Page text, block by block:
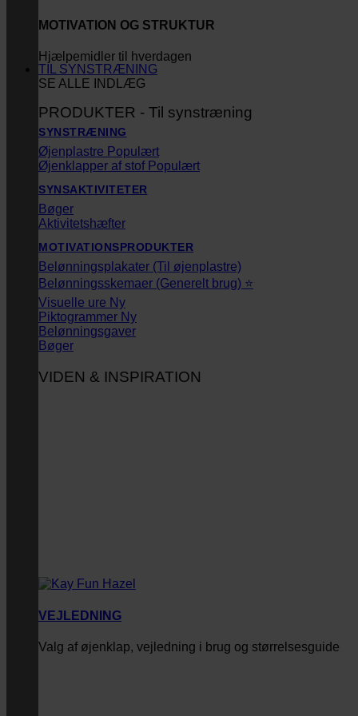
MOTIVATION OG STRUKTUR
Hjælpemidler til hverdagen
SE ALLE INDLÆG
TIL SYNSTRÆNING
PRODUKTER - Til synstræning
SYNSTRÆNING
Øjenplastre
Øjenklapper af stof
SYNSAKTIVITETER
Bøger
Aktivitetshæfter
MOTIVATIONSPRODUKTER
Belønningsplakater (Til øjenplastre)
Belønningsskemaer (Generelt brug) ⭐
Visuelle ure
Piktogrammer
Belønningsgaver
Bøger
VIDEN & INSPIRATION
VEJLEDNING
Valg af øjenklap, vejledning i brug og størrelsesguide